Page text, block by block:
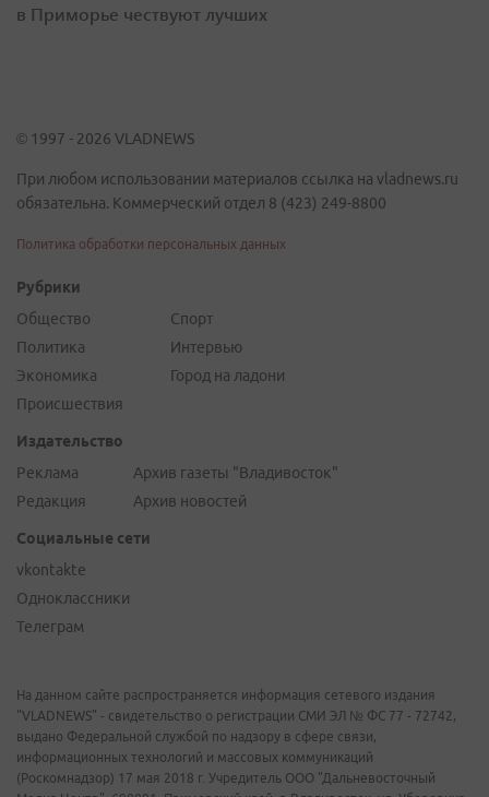
в Приморье чествуют лучших
© 1997 - 2026 VLADNEWS
При любом использовании материалов ссылка на vladnews.ru
обязательна. Коммерческий отдел 8 (423) 249-8800
Политика обработки персональных данных
Рубрики
Общество
Политика
Экономика
Происшествия
Спорт
Интервью
Город на ладони
Издательство
Реклама
Редакция
Архив газеты "Владивосток"
Архив новостей
Социальные сети
vkontakte
Одноклассники
Телеграм
На данном сайте распространяется информация сетевого издания
"VLADNEWS" - свидетельство о регистрации СМИ ЭЛ № ФС 77 - 72742,
выдано Федеральной службой по надзору в сфере связи,
информационных технологий и массовых коммуникаций
(Роскомнадзор) 17 мая 2018 г. Учредитель ООО "Дальневосточный